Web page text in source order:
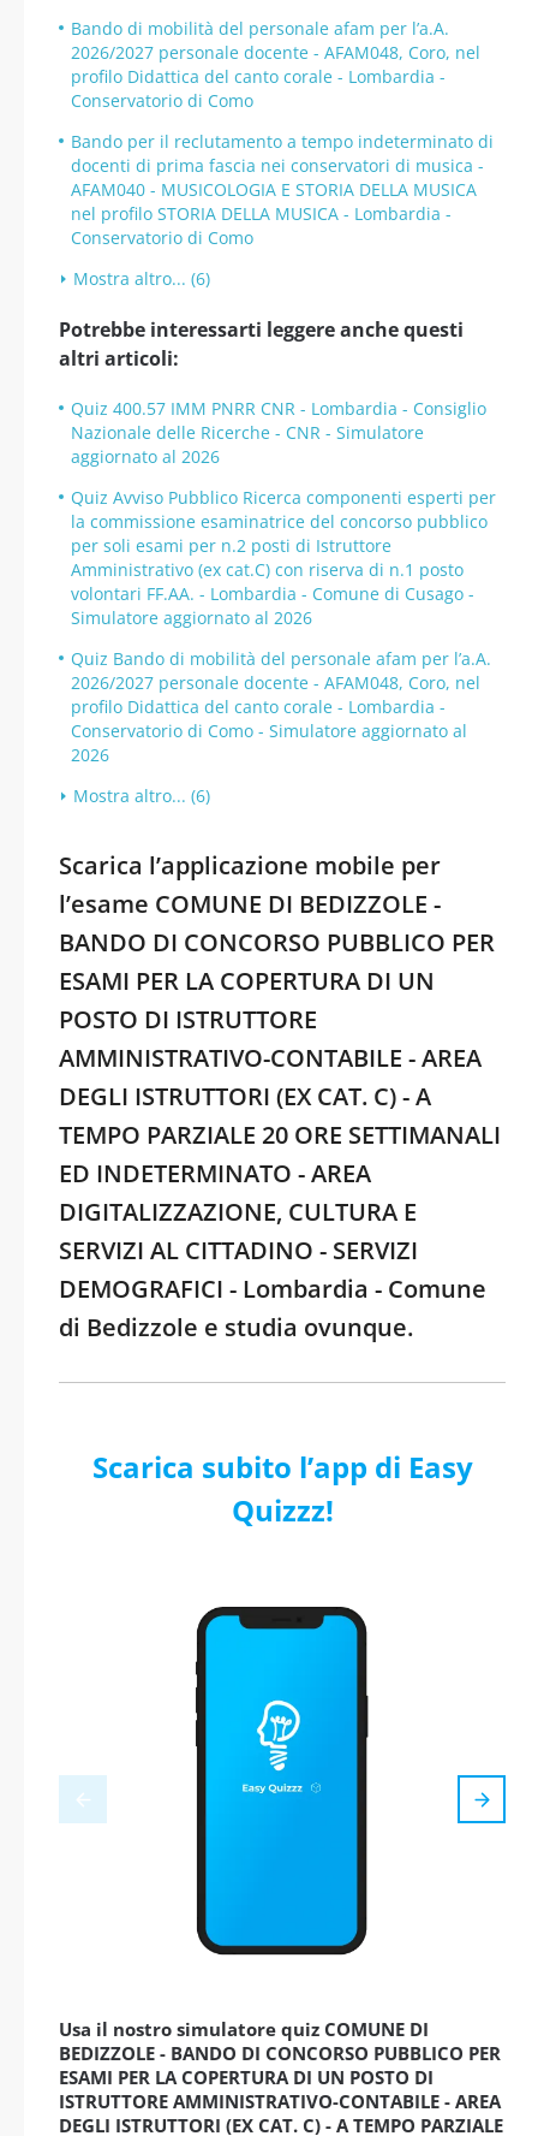
Bando di mobilità del personale afam per l’a.A.
2026/2027 personale docente - AFAM048, Coro, nel
profilo Didattica del canto corale - Lombardia -
Conservatorio di Como
Bando per il reclutamento a tempo indeterminato di
docenti di prima fascia nei conservatori di musica -
AFAM040 - MUSICOLOGIA E STORIA DELLA MUSICA
nel profilo STORIA DELLA MUSICA - Lombardia -
Conservatorio di Como
Mostra altro... (6)
Potrebbe interessarti leggere anche questi
altri articoli:
Quiz 400.57 IMM PNRR CNR - Lombardia - Consiglio
Nazionale delle Ricerche - CNR - Simulatore
aggiornato al 2026
Quiz Avviso Pubblico Ricerca componenti esperti per
la commissione esaminatrice del concorso pubblico
per soli esami per n.2 posti di Istruttore
Amministrativo (ex cat.C) con riserva di n.1 posto
volontari FF.AA. - Lombardia - Comune di Cusago -
Simulatore aggiornato al 2026
Quiz Bando di mobilità del personale afam per l’a.A.
2026/2027 personale docente - AFAM048, Coro, nel
profilo Didattica del canto corale - Lombardia -
Conservatorio di Como - Simulatore aggiornato al
2026
Mostra altro... (6)
Scarica l’applicazione mobile per
l’esame COMUNE DI BEDIZZOLE -
BANDO DI CONCORSO PUBBLICO PER
ESAMI PER LA COPERTURA DI UN
POSTO DI ISTRUTTORE
AMMINISTRATIVO-CONTABILE - AREA
DEGLI ISTRUTTORI (EX CAT. C) - A
TEMPO PARZIALE 20 ORE SETTIMANALI
ED INDETERMINATO - AREA
DIGITALIZZAZIONE, CULTURA E
SERVIZI AL CITTADINO - SERVIZI
DEMOGRAFICI - Lombardia - Comune
di Bedizzole e studia ovunque.
Scarica subito l’app di Easy
Quizzz!
Usa il nostro simulatore quiz COMUNE DI
BEDIZZOLE - BANDO DI CONCORSO PUBBLICO PER
ESAMI PER LA COPERTURA DI UN POSTO DI
ISTRUTTORE AMMINISTRATIVO-CONTABILE - AREA
DEGLI ISTRUTTORI (EX CAT. C) - A TEMPO PARZIALE